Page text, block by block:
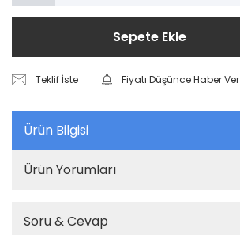
Sepete Ekle
Teklif İste Fiyatı Düşünce Haber Ver
Ürün Bilgisi
Ürün Yorumları
Soru & Cevap